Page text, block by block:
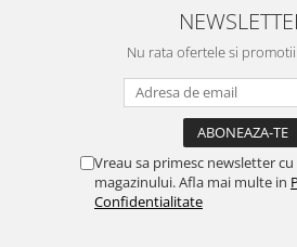
Nu rata ofertele si
Vreau sa primesc newsletter
magazinului. Afla mai multe in
Confidentialitate